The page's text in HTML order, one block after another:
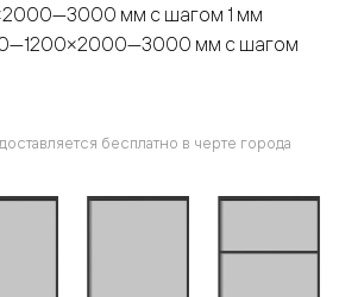
мм с шагом 1 мм
мм с шагом
бесплатно в черте города